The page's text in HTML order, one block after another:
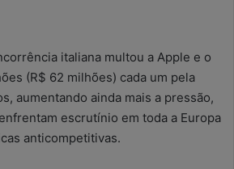
-
m
a
l
italiana multou a Apple e o
(R$ 62 milhões) cada um pela
aumentando ainda mais a pressão,
escrutínio em toda a Europa
anticompetitivas.